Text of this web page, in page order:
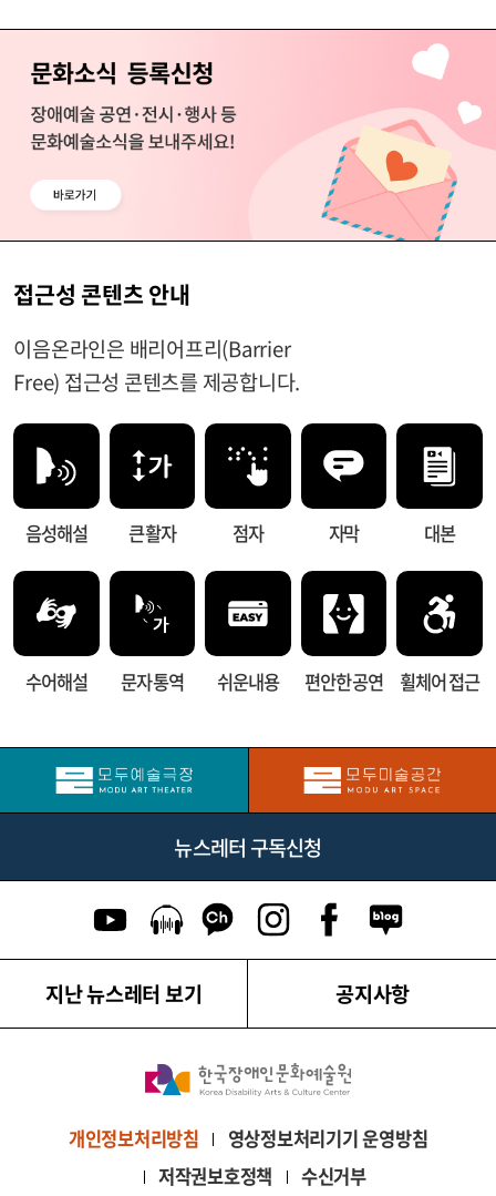
접근성 콘텐츠 안내
이음온라인은 배리어프리(Barrier
Free) 접근성 콘텐츠를 제공합니다.
음성해설 큰 활자 점자 자막 대본
수어해설 문자 통역 쉬운내용 편안한 공연 휠체어 접근
뉴스레터 구독신청
지난 뉴스레터 보기
카카오톡 채널 이동
유튜브 이동팟캐스트 이동 네이버블로
페이스북 이동
인스타그램 이동
공지사항
개인정보처리방침
영상정보처리기기 운영방침
저작권보호정책
수신거부